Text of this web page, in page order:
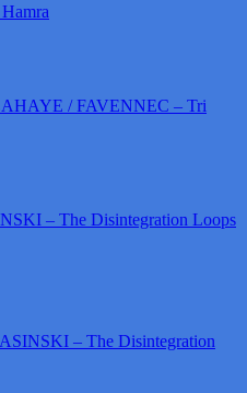
/ FAVENNEC – Tri
– The Disintegration Loops
– The Disintegration